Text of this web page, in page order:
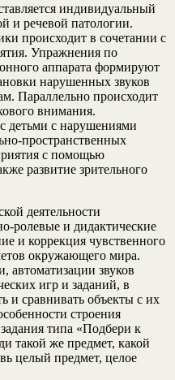
индивидуальный
и речевой патологии.
происходит в сочетании с
Упражнения по
аппарата формируют
нарушенных звуков
Параллельно происходит
внимания.
детьми с нарушениями
пространственных
с помощью
развитие зрительного
деятельности
ролевые и дидактические
и коррекция чувственного
окружающего мира.
автоматизации звуков
игр и заданий, в
и сравнивать объекты с их
строения
типа «Подбери к
такой же предмет, какой
целый предмет, целое